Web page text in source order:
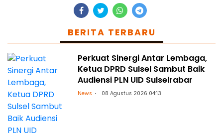
BERITA TERBARU
Perkuat Sinergi Antar Lembaga,
Ketua DPRD Sulsel Sambut Baik
Audiensi PLN UID Sulselrabar
News 08 Agustus 2026 04:13